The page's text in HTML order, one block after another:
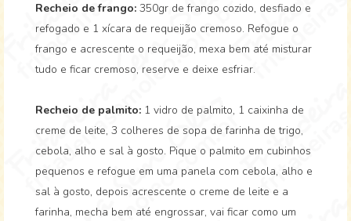
Recheio de frango: 350gr de frango cozido, desfiado e
refogado e 1 xícara de requeijão cremoso. Refogue o
frango e acrescente o requeijão, mexa bem até misturar
tudo e ficar cremoso, reserve e deixe esfriar.
Recheio de palmito: 1 vidro de palmito, 1 caixinha de
creme de leite, 3 colheres de sopa de farinha de trigo,
cebola, alho e sal à gosto. Pique o palmito em cubinhos
pequenos e refogue em uma panela com cebola, alho e
sal à gosto, depois acrescente o creme de leite e a
farinha, mecha bem até engrossar, vai ficar como um